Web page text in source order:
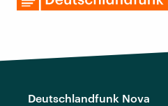
Deutschlandfunk Nova